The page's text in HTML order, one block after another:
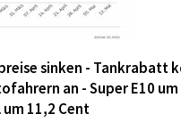
sinken - Tankrabatt
an - Super E10
11,2 Cent